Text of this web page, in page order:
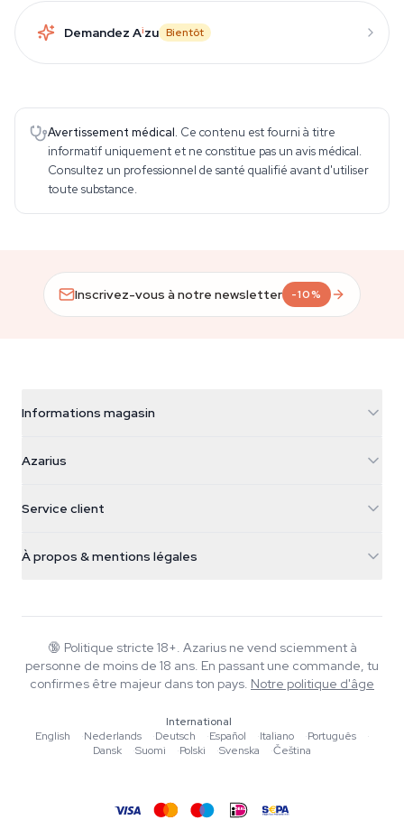
Demandez Aizu Bientôt
Avertissement médical. Ce contenu est fourni à titre
informatif uniquement et ne constitue pas un avis médical.
Consultez un professionnel de santé qualifié avant d'utiliser
toute substance.
Inscrivez-vous à notre newsletter -10%
Informations magasin
Galvaniweg 11
Nederland
+31(0)204897914
Azarius
Smokeshop
Service client
Politique de retour
Politique de confidentialité
À propos & mentions légales
Wiki
Rédacteurs
Outils & Calculateurs
🔞 Politique stricte 18+. Azarius ne vend sciemment à
personne de moins de 18 ans. En passant une commande, tu
confirmes être majeur dans ton pays. Notre politique d'âge
International
English
·Nederlands ·Deutsch ·Español ·Italiano ·Português
·
Dansk
·Suomi ·Polski ·Svenska ·Čeština